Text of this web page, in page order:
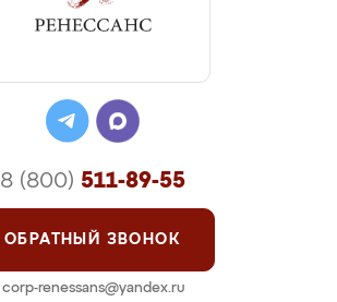
8 (800) 511-89-55
ОБРАТНЫЙ ЗВОНОК
corp-renessans@yandex.ru